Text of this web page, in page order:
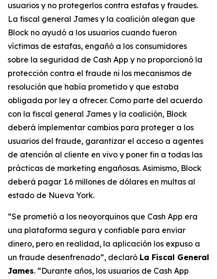
usuarios y no protegerlos contra estafas y fraudes.
La fiscal general James y la coalición alegan que
Block no ayudó a los usuarios cuando fueron
víctimas de estafas, engañó a los consumidores
sobre la seguridad de Cash App y no proporcionó la
protección contra el fraude ni los mecanismos de
resolución que había prometido y que estaba
obligada por ley a ofrecer. Como parte del acuerdo
con la fiscal general James y la coalición, Block
deberá implementar cambios para proteger a los
usuarios del fraude, garantizar el acceso a agentes
de atención al cliente en vivo y poner fin a todas las
prácticas de marketing engañosas. Asimismo, Block
deberá pagar 1.6 millones de dólares en multas al
estado de Nueva York.
“Se prometió a los neoyorquinos que Cash App era
una plataforma segura y confiable para enviar
dinero, pero en realidad, la aplicación los expuso a
un fraude desenfrenado”, declaró La Fiscal General
James. “Durante años, los usuarios de Cash App